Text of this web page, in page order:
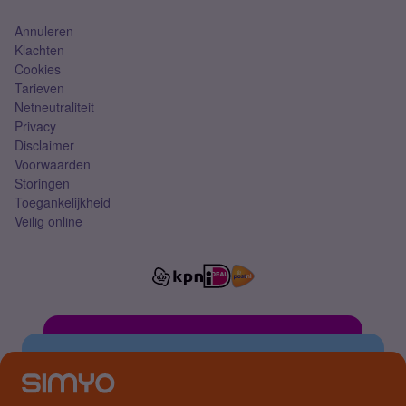
Annuleren
Klachten
Cookies
Tarieven
Netneutraliteit
Privacy
Disclaimer
Voorwaarden
Storingen
Toegankelijkheid
Veilig online